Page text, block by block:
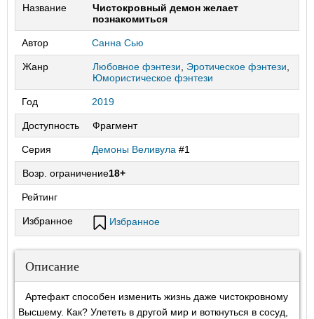
Название
Чистокровный демон желает
познакомиться
Автор Санна Сью
Жанр Любовное фэнтези, Эротическое фэнтези,
Юмористическое фэнтези
Год 2019
Доступность Фрагмент
Серия Демоны Веливула #1
Возр. ограничение18+
Рейтинг
Избранное Избранное
Описание
Артефакт способен изменить жизнь даже чистокровному
Высшему. Как? Улететь в другой мир и воткнуться в сосуд,